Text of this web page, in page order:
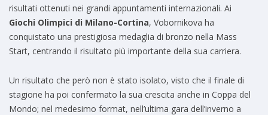
risultati ottenuti nei grandi appuntamenti internazionali. Ai
Giochi Olimpici di Milano-Cortina, Vobornikova ha
conquistato una prestigiosa medaglia di bronzo nella Mass
Start, centrando il risultato più importante della sua carriera.
Un risultato che però non è stato isolato, visto che il finale di
stagione ha poi confermato la sua crescita anche in Coppa del
Mondo; nel medesimo format, nell’ultima gara dell’inverno a